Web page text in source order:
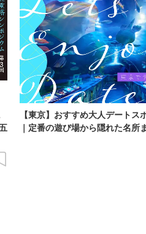
【東京】おすすめ大人デートス
｜定番の遊び場から隠れた名所